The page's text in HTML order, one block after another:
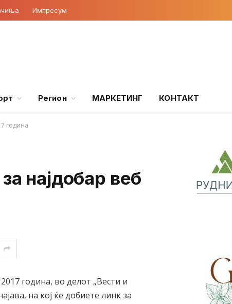
Импресум
Регион МАРКЕТИНГ КОНТАКТ
година
најдобар веб
година, во делот „Вести и
на кој ќе добиете линк за